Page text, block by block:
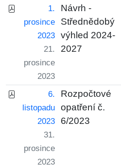
1.
prosince
2023
21.
prosince
2023
Návrh -
Střednědobý
výhled 2024-
2027
6.
listopadu
2023
31.
prosince
2023
Rozpočtové
opatření č.
6/2023